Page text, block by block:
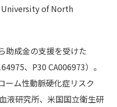
of North
助成金の支援を受けた
、P30 CA006973）。
ーム性動脈硬化症リスク
液研究所、米国国立衛生研